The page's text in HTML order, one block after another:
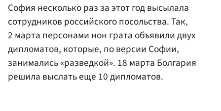
София несколько раз за этот год высылала
сотрудников российского посольства. Так,
2 марта персонами нон грата объявили двух
дипломатов, которые, по версии Софии,
занимались «разведкой». 18 марта Болгария
решила выслать еще 10 дипломатов.